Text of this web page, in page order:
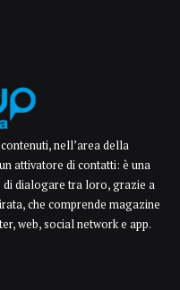
nell’area della
attivatore di contatti: è una
dialogare tra loro, grazie a
che comprende magazine
web, social network e app.